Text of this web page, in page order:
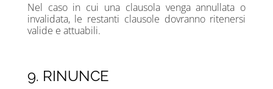
Nel caso in cui una clausola venga annullata o
invalidata, le restanti clausole dovranno ritenersi
valide e attuabili.
9. RINUNCE